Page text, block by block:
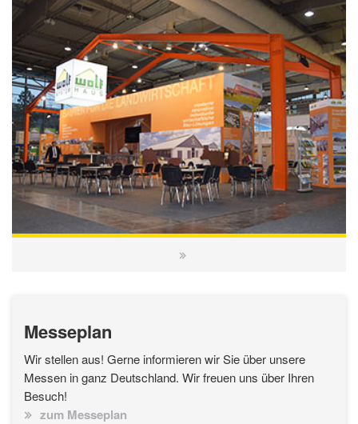
Messeplan
Wir stellen aus! Gerne informieren wir Sie über unsere
Messen in ganz Deutschland. Wir freuen uns über Ihren
Besuch!
zum Messeplan